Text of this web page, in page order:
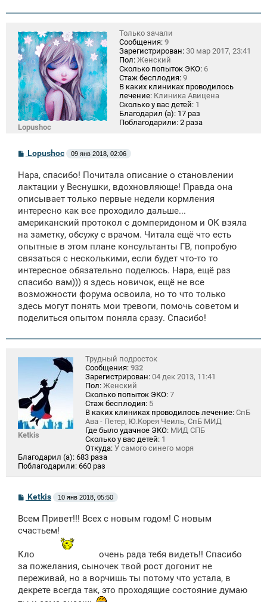
Lopushoc
Только зачали
Сообщения: 9
Зарегистрирован: 30 мар 2017, 23:41
Пол: Женский
Сколько попыток ЭКО: 6
Стаж бесплодия: 9
В каких клиниках проводилось
лечение: Клиника Авицена
Сколько у вас детей: 1
Благодарил (а): 17 раз
Поблагодарили: 2 раза
С
о
б
щ
н
и
Lopushoc 09 янв 2018, 02:06
Нара, спасибо! Почитала описание о становлении
лактации у Веснушки, вдохновляюще! Правда она
описывает только первые недели кормления
интересно как все проходило дальше...
американский протокол с домперидоном и ОК взяла
на заметку, обсужу с врачом. Читала ещё что есть
опытные в этом плане консультанты ГВ, попробую
связаться с несколькими, если будет что-то то
интересное обязательно поделюсь. Нара, ещё раз
спасибо вам))) я здесь новичок, ещё не все
возможности форума освоила, но то что только
здесь могут понять мои тревоги, помочь советом и
поделиться опытом поняла сразу. Спасибо!
Ketkis
Трудный подросток
Сообщения: 932
Зарегистрирован: 04 дек 2013, 11:41
Пол: Женский
Сколько попыток ЭКО: 7
Стаж бесплодия: 5
В каких клиниках проводилось лечение: СпБ
Ава - Петер, Ю.Корея Чеиль, СпБ МИД
Где было удачное ЭКО: МИД СПБ
Сколько у вас детей: 1
Откуда: У самого синего моря
Благодарил (а): 683 раза
Поблагодарили: 660 раз
С
о
б
щ
и
Ketkis 10 янв 2018, 05:50
Всем Привет!!! Всех с новым годом! С новым
счастьем!
Кло
очень рада тебя видеть!! Спасибо
за пожелания, сыночек твой рост догонит не
переживай, но а ворчишь ты потому что устала, в
декрете всегда так, это проходящие состояние думаю